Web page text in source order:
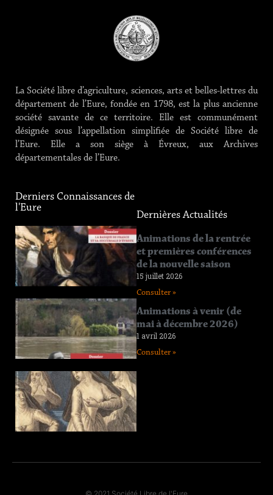
La Société libre d’agriculture, sciences, arts et belles-lettres du
département de l’Eure, fondée en 1798, est la plus ancienne
société savante de ce territoire. Elle est communément
désignée sous l’appellation simplifiée de Société libre de
l’Eure. Elle a son siège à Évreux, aux Archives
départementales de l’Eure.
Derniers Connaissances de
l'Eure
Connaissance
de l’Eure
n°219
12 juin 2026
Connaissance
de l’Eure
n°218
11 avril 2026
Dernières Actualités
Animations de la rentrée
et premières conférences
de la nouvelle saison
15 juillet 2026
Consulter »
Animations à venir (de
mai à décembre 2026)
1 avril 2026
Consulter »